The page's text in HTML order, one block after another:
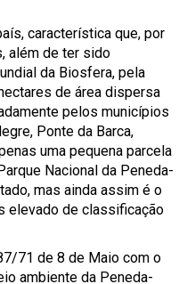
característica que, por
além de ter sido
da Biosfera, pela
de área dispersa
pelos municípios
Ponte da Barca,
uma pequena parcela
Nacional da Peneda-
mas ainda assim é o
elevado de classificação
71 de 8 de Maio com o
ambiente da Peneda-